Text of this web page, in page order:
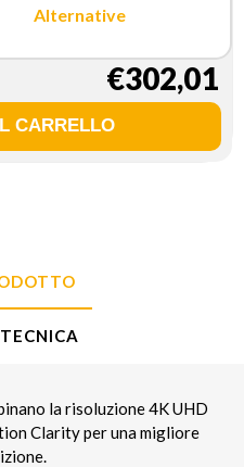
Alternative
€302,01
la risoluzione 4K UHD
Clarity per una migliore